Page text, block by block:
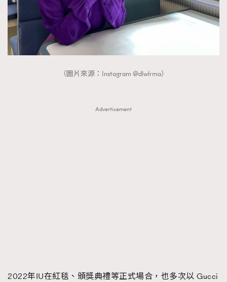
（圖片來源：Instagram @dlwlrma）
Advertisement
2022年IU在紅毯、頒獎典禮等正式場合，也多次以 Gucci